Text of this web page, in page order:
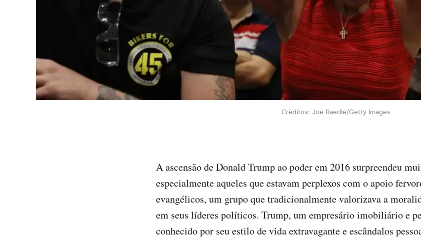
Créditos: Joe Raedle/Getty Images
A ascensão de Donald Trump ao poder em 2016 surpreendeu
especialmente aqueles que estavam perplexos com o apoio
evangélicos, um grupo que tradicionalmente valorizava a
em seus líderes políticos. Trump, um empresário imobiliário e
conhecido por seu estilo de vida extravagante e escândalos